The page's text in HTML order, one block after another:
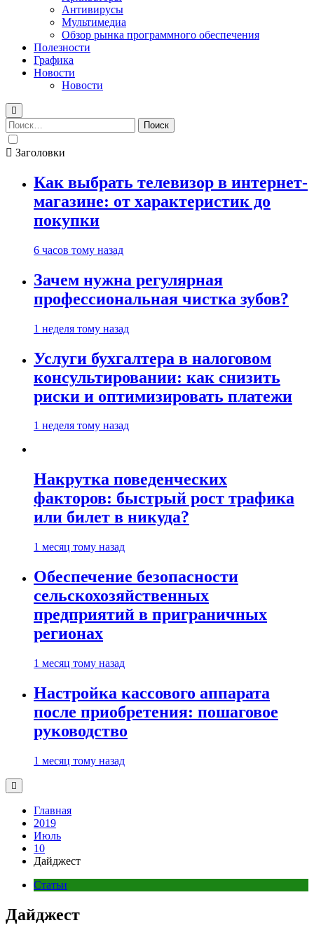
Антивирусы
Мультимедиа
Обзор рынка программного обеспечения
Полезности
Графика
Новости
Новости
Найти:
Заголовки
Как выбрать телевизор в интернет-
магазине: от характеристик до
покупки
6 часов тому назад
Зачем нужна регулярная
профессиональная чистка зубов?
1 неделя тому назад
Услуги бухгалтера в налоговом
консультировании: как снизить
риски и оптимизировать платежи
1 неделя тому назад
Накрутка поведенческих
факторов: быстрый рост трафика
или билет в никуда?
1 месяц тому назад
Обеспечение безопасности
сельскохозяйственных
предприятий в приграничных
регионах
1 месяц тому назад
Настройка кассового аппарата
после приобретения: пошаговое
руководство
1 месяц тому назад
Главная
2019
Июль
10
Дайджест
Статьи
Дайджест